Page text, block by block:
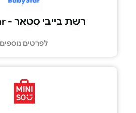
רשת בייבי סטאר - Baby Star
לפרטים נוספים